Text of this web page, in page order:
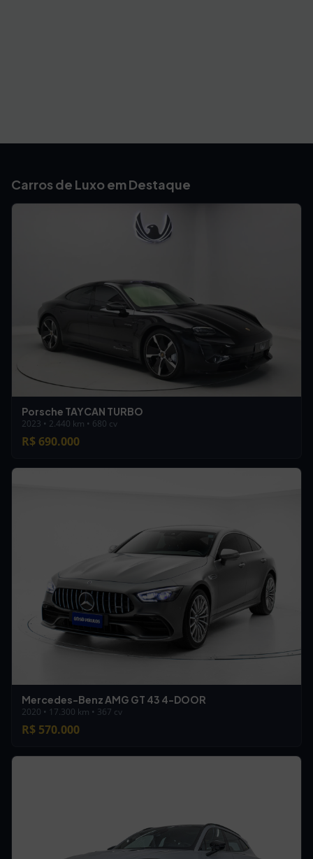
Carros de Luxo em Destaque
Porsche TAYCAN TURBO
2023 • 2.440 km • 680 cv
R$ 690.000
Mercedes-Benz AMG GT 43 4-DOOR
2020 • 17.300 km • 367 cv
R$ 570.000